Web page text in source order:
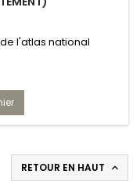
l'atlas national
RETOUR EN HAUT 